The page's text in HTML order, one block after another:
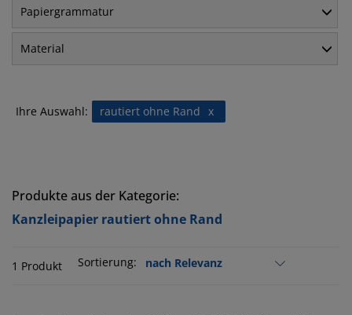
Papiergrammatur
Material
Ihre Auswahl: x
rautiert ohne Rand
Produkte aus der Kategorie:
Kanzleipapier rautiert ohne Rand
1 Produkt Sortierung: